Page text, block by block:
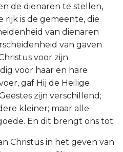
de dienaren te stellen,
rijk is de gemeente, die
van dienaren
van gaven
voor zijn
voor haar en hare
gaf Hij de Heilige
zijn verschillend;
kleiner; maar alle
En dit brengt ons tot:
Christus in het geven van